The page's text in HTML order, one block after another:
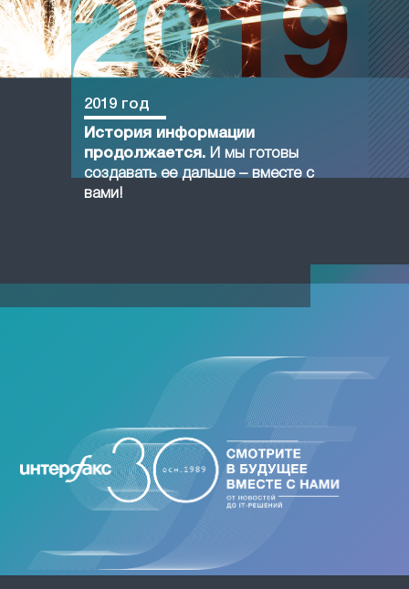
2019 год
История информации
продолжается. И мы готовы
создавать ее дальше – вместе с
вами!